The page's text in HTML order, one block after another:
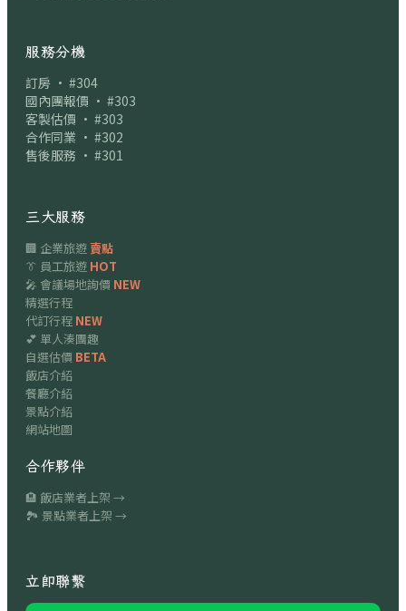
服務分機
訂房 · #304
國內團報價 · #303
客製估價 · #303
合作同業 · #302
售後服務 · #301
三大服務
🏢 企業旅遊賣點
👔 員工旅遊 HOT
🎤 會議場地詢價 NEW
精選行程
代訂行程 NEW
💕 單人湊團趣
自選估價 BETA
飯店介紹
餐廳介紹
景點介紹
網站地圖
合作夥伴
🏨 飯店業者上架 →
🏞 景點業者上架 →
立即聯繫